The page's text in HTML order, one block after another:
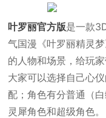
叶罗丽官方版是一款
气国漫《叶罗丽精灵
的人物和场景，给玩
大家可以选择自己心
配；角色有分普通（
灵犀角色和超级角色。